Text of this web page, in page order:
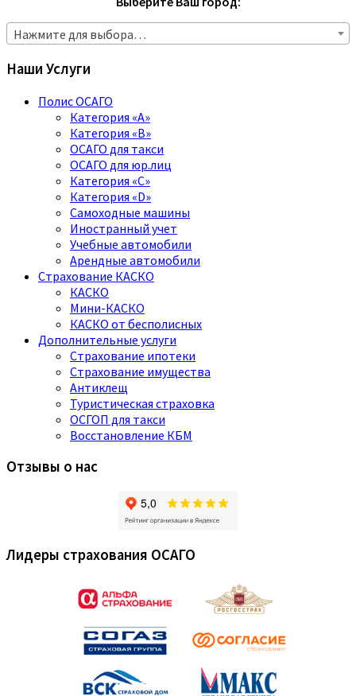
Нажмите для выбора…
Наши Услуги
Полис ОСАГО
Категория «A»
Категория «B»
ОСАГО для такси
ОСАГО для юр.лиц
Категория «C»
Категория «D»
Самоходные машины
Иностранный учет
Учебные автомобили
Арендные автомобили
Страхование КАСКО
КАСКО
Мини-КАСКО
КАСКО от бесполисных
Дополнительные услуги
Страхование ипотеки
Страхование имущества
Антиклещ
Туристическая страховка
ОСГОП для такси
Восстановление КБМ
Отзывы о нас
Лидеры страхования ОСАГО